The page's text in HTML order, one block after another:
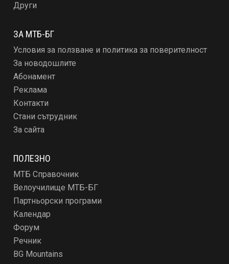
Други
ЗА МТБ-БГ
Условия за ползване и политика за поверителност
За новодошлите
Абонамент
Реклама
Контакти
Стани сътрудник
За сайта
ПОЛЕЗНО
МТБ Справочник
Велоучилище МТБ-БГ
Партньорски програми
Календар
Форум
Речник
BG Mountains